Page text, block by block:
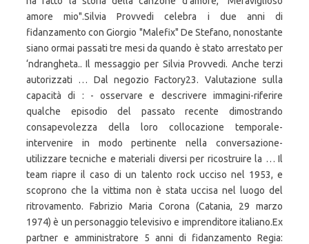
amore mio".Silvia Provvedi celebra i due anni di
fidanzamento con Giorgio "Malefix" De Stefano, nonostante
siano ormai passati tre mesi da quando è stato arrestato per
‘ndrangheta.. Il messaggio per Silvia Provvedi. Anche terzi
autorizzati … Dal negozio Factory23. Valutazione sulla
capacità di : - osservare e descrivere immagini-riferire
qualche episodio del passato recente dimostrando
consapevolezza della loro collocazione temporale-
intervenire in modo pertinente nella conversazione-
utilizzare tecniche e materiali diversi per ricostruire la … Il
team riapre il caso di un talento rock ucciso nel 1953, e
scoprono che la vittima non è stata uccisa nel luogo del
ritrovamento. Fabrizio Maria Corona (Catania, 29 marzo
1974) è un personaggio televisivo e imprenditore italiano.Ex
partner e amministratore 5 anni di fidanzamento Regia: